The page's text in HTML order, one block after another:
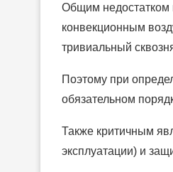
Общим недостатком
конвекционным
тривиальный
Поэтому при
обязательном
Также критичным
эксплуатации) и